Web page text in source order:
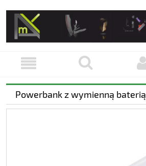
Powerbank z wymienną baterią